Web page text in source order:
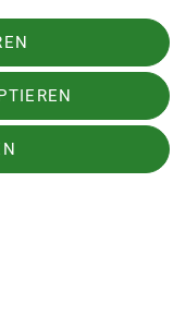
reine
handelt sich